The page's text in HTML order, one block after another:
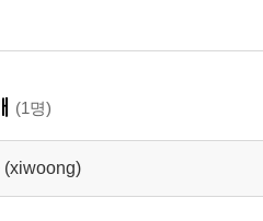
(1명)
(xiwoong)